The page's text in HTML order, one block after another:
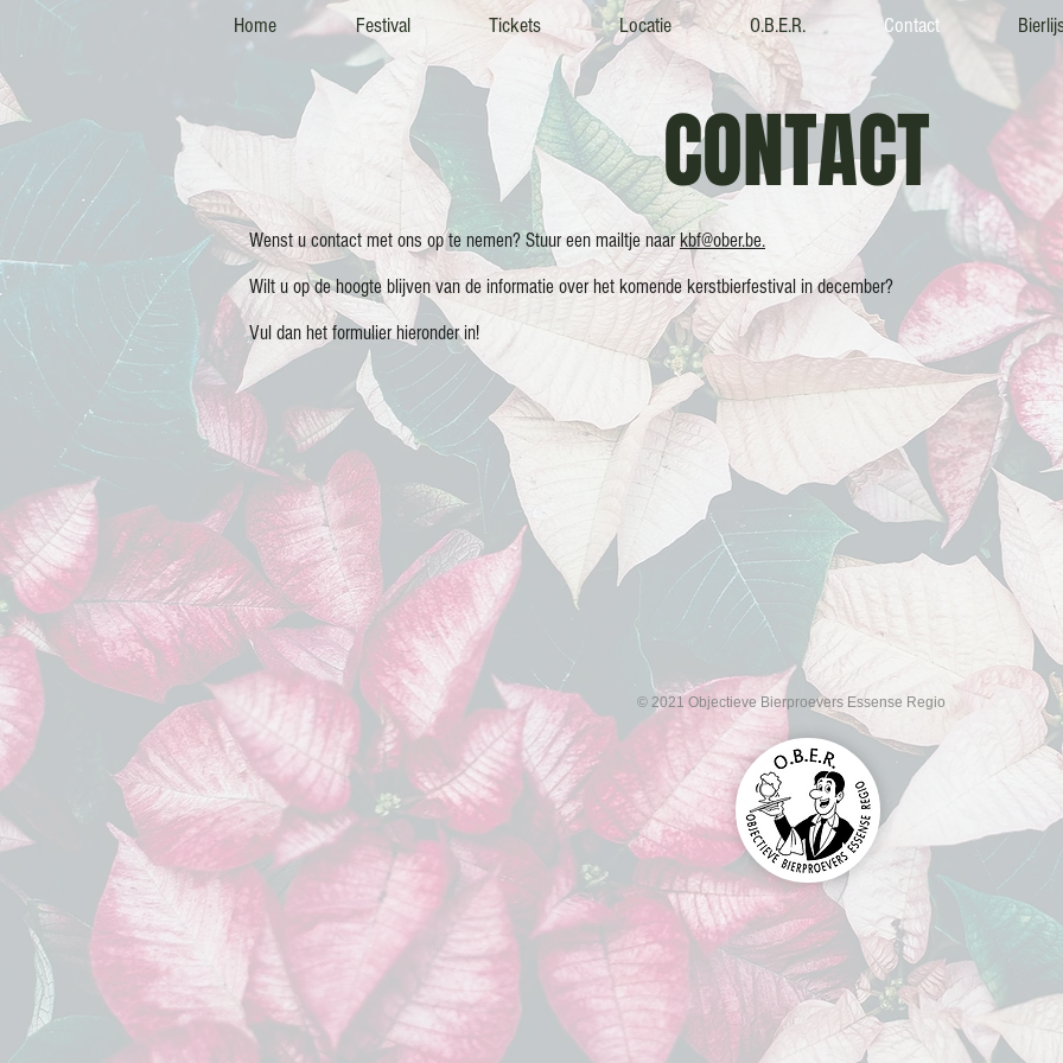
Home Festival Tickets Locatie O.B.E.R. Contact
CONTACT
Wenst u contact met ons op te nemen? Stuur een mailtje naarkbf@ober.be.
Wilt u op de hoogte blijven van de informatie over het komende kerstbierfestival in december?
Vul dan het formulier hieronder in!
© 2021 Objectieve Bierproevers Essense Regio